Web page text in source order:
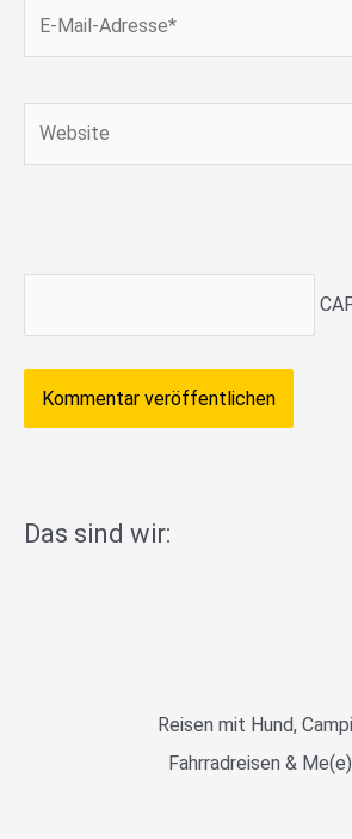
Mail-
Das sind wir:
Reisen mit Hund,
Fahrradreisen &